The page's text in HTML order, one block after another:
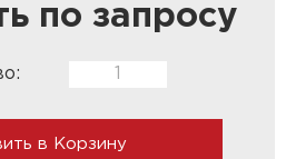
по запросу
в Корзину